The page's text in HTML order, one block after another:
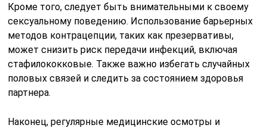
Кроме того, следует быть внимательными к своему
сексуальному поведению. Использование барьерных
методов контрацепции, таких как презервативы,
может снизить риск передачи инфекций, включая
стафилококковые. Также важно избегать случайных
половых связей и следить за состоянием здоровья
партнера.
Наконец, регулярные медицинские осмотры и